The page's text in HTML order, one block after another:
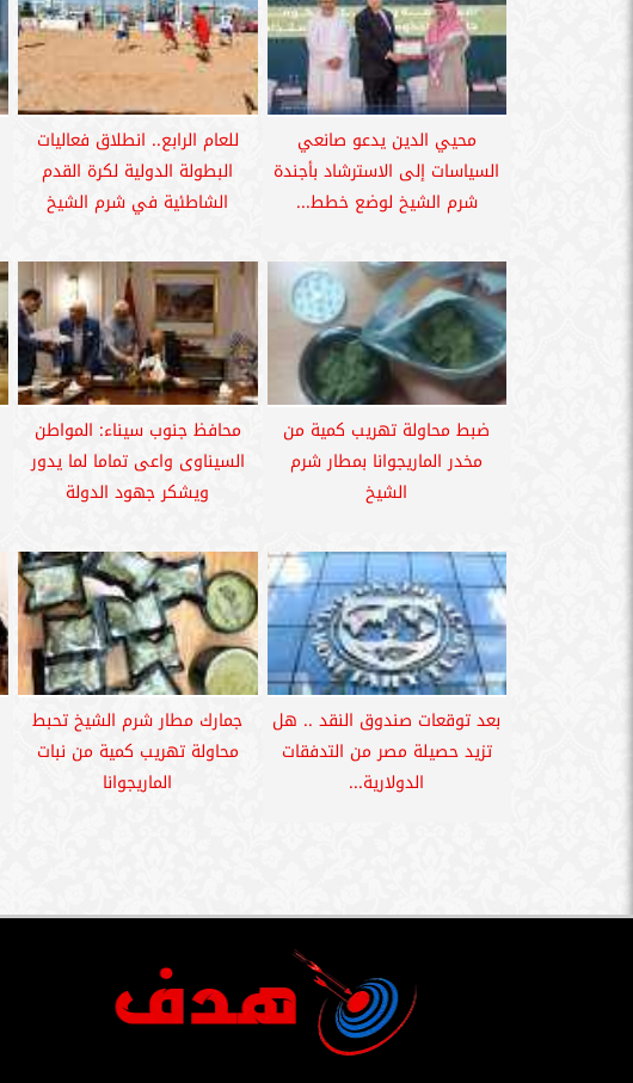
محيي الدين يدعو صانعي
السياسات إلى الاسترشاد بأجندة
شرم الشيخ لوضع خطط...
للعام الرابع.. انطلاق فعاليات
البطولة الدولية لكرة القدم
الشاطئية في شرم الشيخ
ضبط محاولة تهريب كمية من
مخدر الماريجوانا بمطار شرم
الشيخ
محافظ جنوب سيناء: المواطن
السيناوى واعى تماما لما يدور
ويشكر جهود الدولة
بعد توقعات صندوق النقد .. هل
تزيد حصيلة مصر من التدفقات
الدولارية...
جمارك مطار شرم الشيخ تحبط
محاولة تهريب كمية من نبات
الماريجوانا